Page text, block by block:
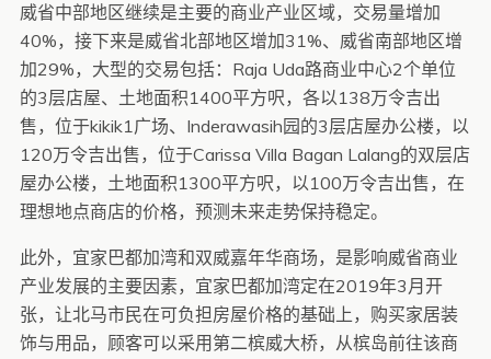
威省中部地区继续是主要的商业产业区域，交易量增加
40%，接下来是威省北部地区增加31%、威省南部地区增
加29%，大型的交易包括：Raja Uda路商业中心2个单位
的3层店屋、土地面积1400平方呎，各以138万令吉出
售，位于kikik1广场、Inderawasih园的3层店屋办公楼，以
120万令吉出售，位于Carissa Villa Bagan Lalang的双层店
屋办公楼，土地面积1300平方呎，以100万令吉出售，在
理想地点商店的价格，预测未来走势保持稳定。
此外，宜家巴都加湾和双威嘉年华商场，是影响威省商业
产业发展的主要因素，宜家巴都加湾定在2019年3月开
张，让北马市民在可负担房屋价格的基础上，购买家居装
饰与用品，顾客可以采用第二槟威大桥，从槟岛前往该商